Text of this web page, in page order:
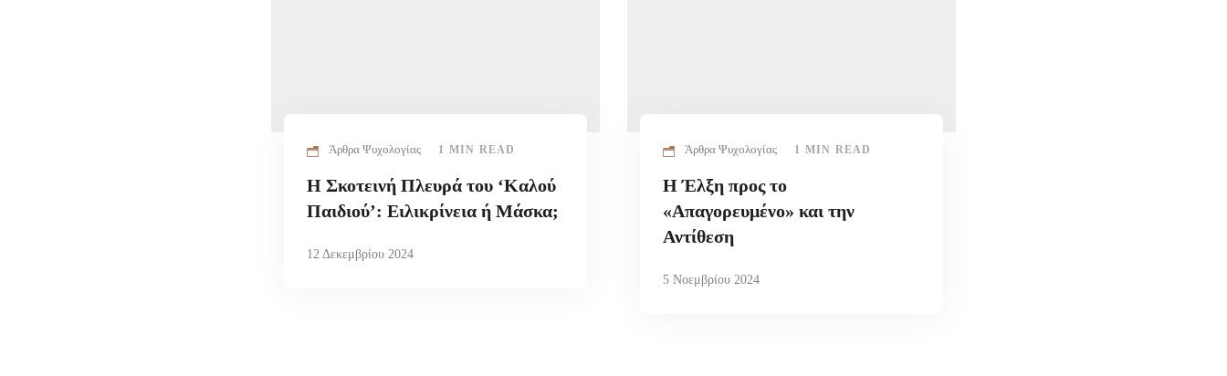
Άρθρα Ψυχολογίας 1 MIN READ
Η Σκοτεινή Πλευρά του ‘Καλού
Παιδιού’: Ειλικρίνεια ή Μάσκα;
12 Δεκεμβρίου 2024
Άρθρα Ψυχολογίας 1 MIN READ
Η Έλξη προς το
«Απαγορευμένο» και την
Αντίθεση
5 Νοεμβρίου 2024